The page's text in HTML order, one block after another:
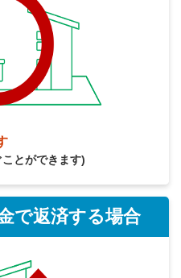
とができます)
で返済する場合